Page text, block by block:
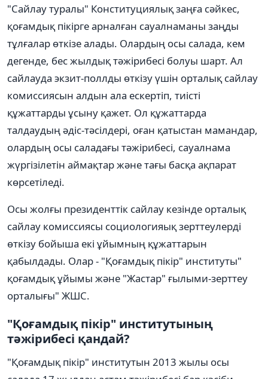
"Сайлау туралы" Конституциялық заңға сәйкес,
қоғамдық пікірге арналған сауалнаманы заңды
тұлғалар өткізе алады. Олардың осы салада, кем
дегенде, бес жылдық тәжірибесі болуы шарт. Ал
сайлауда экзит-поллды өткізу үшін орталық сайлау
комиссиясын алдын ала ескертіп, тиісті
құжаттарды ұсыну қажет. Ол құжаттарда
талдаудың әдіc-тәсілдері, оған қатыстан мамандар,
олардың осы саладағы тәжірибесі, сауалнама
жүргізілетін аймақтар және тағы басқа ақпарат
көрсетіледі.
Осы жолғы президенттік сайлау кезінде орталық
сайлау комиссиясы социологияық зерттеулерді
өткізу бойыша екі ұйымның құжаттарын
қабылдады. Олар - "Қоғамдық пікір" институты"
қоғамдық ұйымы және "Жастар" ғылыми-зерттеу
орталығы" ЖШС.
"Қоғамдық пікір" институтының
тәжірибесі қандай?
"Қоғамдық пікір" институтын 2013 жылы осы